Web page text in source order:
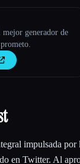
generador de
impulsada
en Twitter. Al